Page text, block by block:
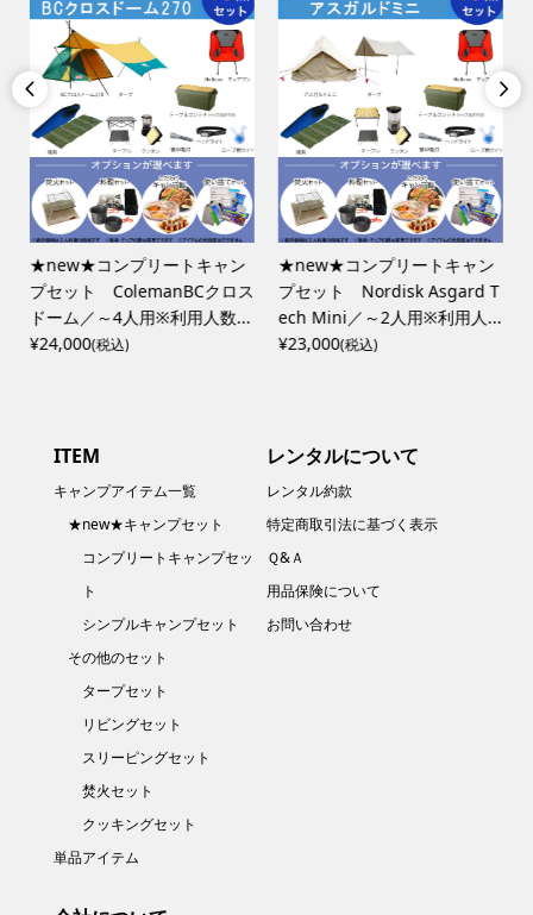

★new★コンプリートキャン
プセット ColemanBCクロス
ドーム／～4人用※利用人数...
¥24,000(税込)
★new★コンプリートキャン
プセット Nordisk Asgard T
ech Mini／～2人用※利用人...
¥23,000(税込)

ITEM
キャンプアイテム一覧
★new★キャンプセット
コンプリートキャンプセッ
ト
シンプルキャンプセット
その他のセット
タープセット
リビングセット
スリーピングセット
焚火セット
クッキングセット
単品アイテム
レンタルについて
レンタル約款
特定商取引法に基づく表示
Ｑ&Ａ
用品保険について
お問い合わせ